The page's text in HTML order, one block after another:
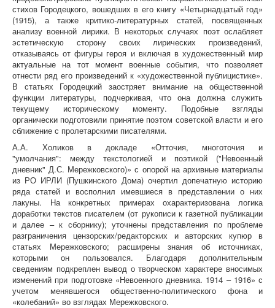
стихов Городецкого, вошедших в его книгу «Четырнадцатый год»
(1915), а также критико-литературных статей, посвященных
анализу военной лирики. В некоторых случаях поэт ослабляет
эстетическую сторону своих лирических произведений,
отказываясь от фигуры героя и включая в художественный мир
актуальные на тот момент военные события, что позволяет
отнести ряд его произведений к «художественной публицистике».
В статьях Городецкий заостряет внимание на общественной
функции литературы, подчеркивая, что она должна служить
текущему историческому моменту. Подобные взгляды
органически подготовили принятие поэтом советской власти и его
сближение с пролетарскими писателями.
А.А. Холиков в докладе «Отточия, многоточия и
"умолчания": между текстологией и поэтикой ("Невоенный
дневник" Д.С. Мережковского)» с опорой на архивные материалы
из РО ИРЛИ (Пушкинского Дома) очертил допечатную историю
ряда статей и восполнил имевшиеся в представлении о них
лакуны. На конкретных примерах охарактеризована логика
доработки текстов писателем (от рукописи к газетной публикации
и далее – к сборнику); уточнены представления по проблеме
разграничения цензорских/редакторских и авторских купюр в
статьях Мережковского; расширены знания об источниках,
которыми он пользовался. Благодаря дополнительным
сведениям подкреплен вывод о творческом характере вносимых
изменений при подготовке «Невоенного дневника. 1914 – 1916» с
учетом менявшегося общественно-политического фона и
«колебаний» во взглядах Мережковского.